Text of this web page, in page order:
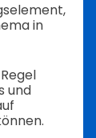
in
und